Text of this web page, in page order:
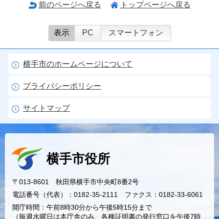
前のページへ戻る トップページへ戻る
表示 PC スマートフォン
横手市のホームページについて
プライバシーポリシー
サイトマップ
横手市役所
〒013-8601 秋田県横手市中央町8番2号
電話番号（代表）：0182-35-2111 ファクス：0182-33-6061
開庁時間：午前8時30分から午後5時15分まで
（毎週水曜日は本庁舎のみ、各種証明書の発行窓口を午後7時